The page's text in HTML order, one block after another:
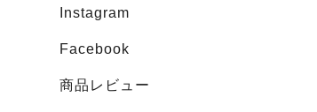
Instagram
Facebook
商品レビュー